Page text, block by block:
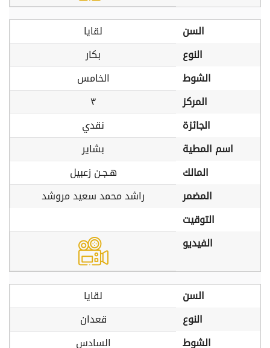
السن
لقايا
النوع
بكار
الشوط
الخامس
المركز
٣
الجائزة
نقدي
اسم المطية
بشاير
المالك
هـجـن زعبيل
المضمر
راشد محمد سعيد مروشد
التوقيت
الفيديو
السن
لقايا
النوع
قعدان
الشوط
السادس